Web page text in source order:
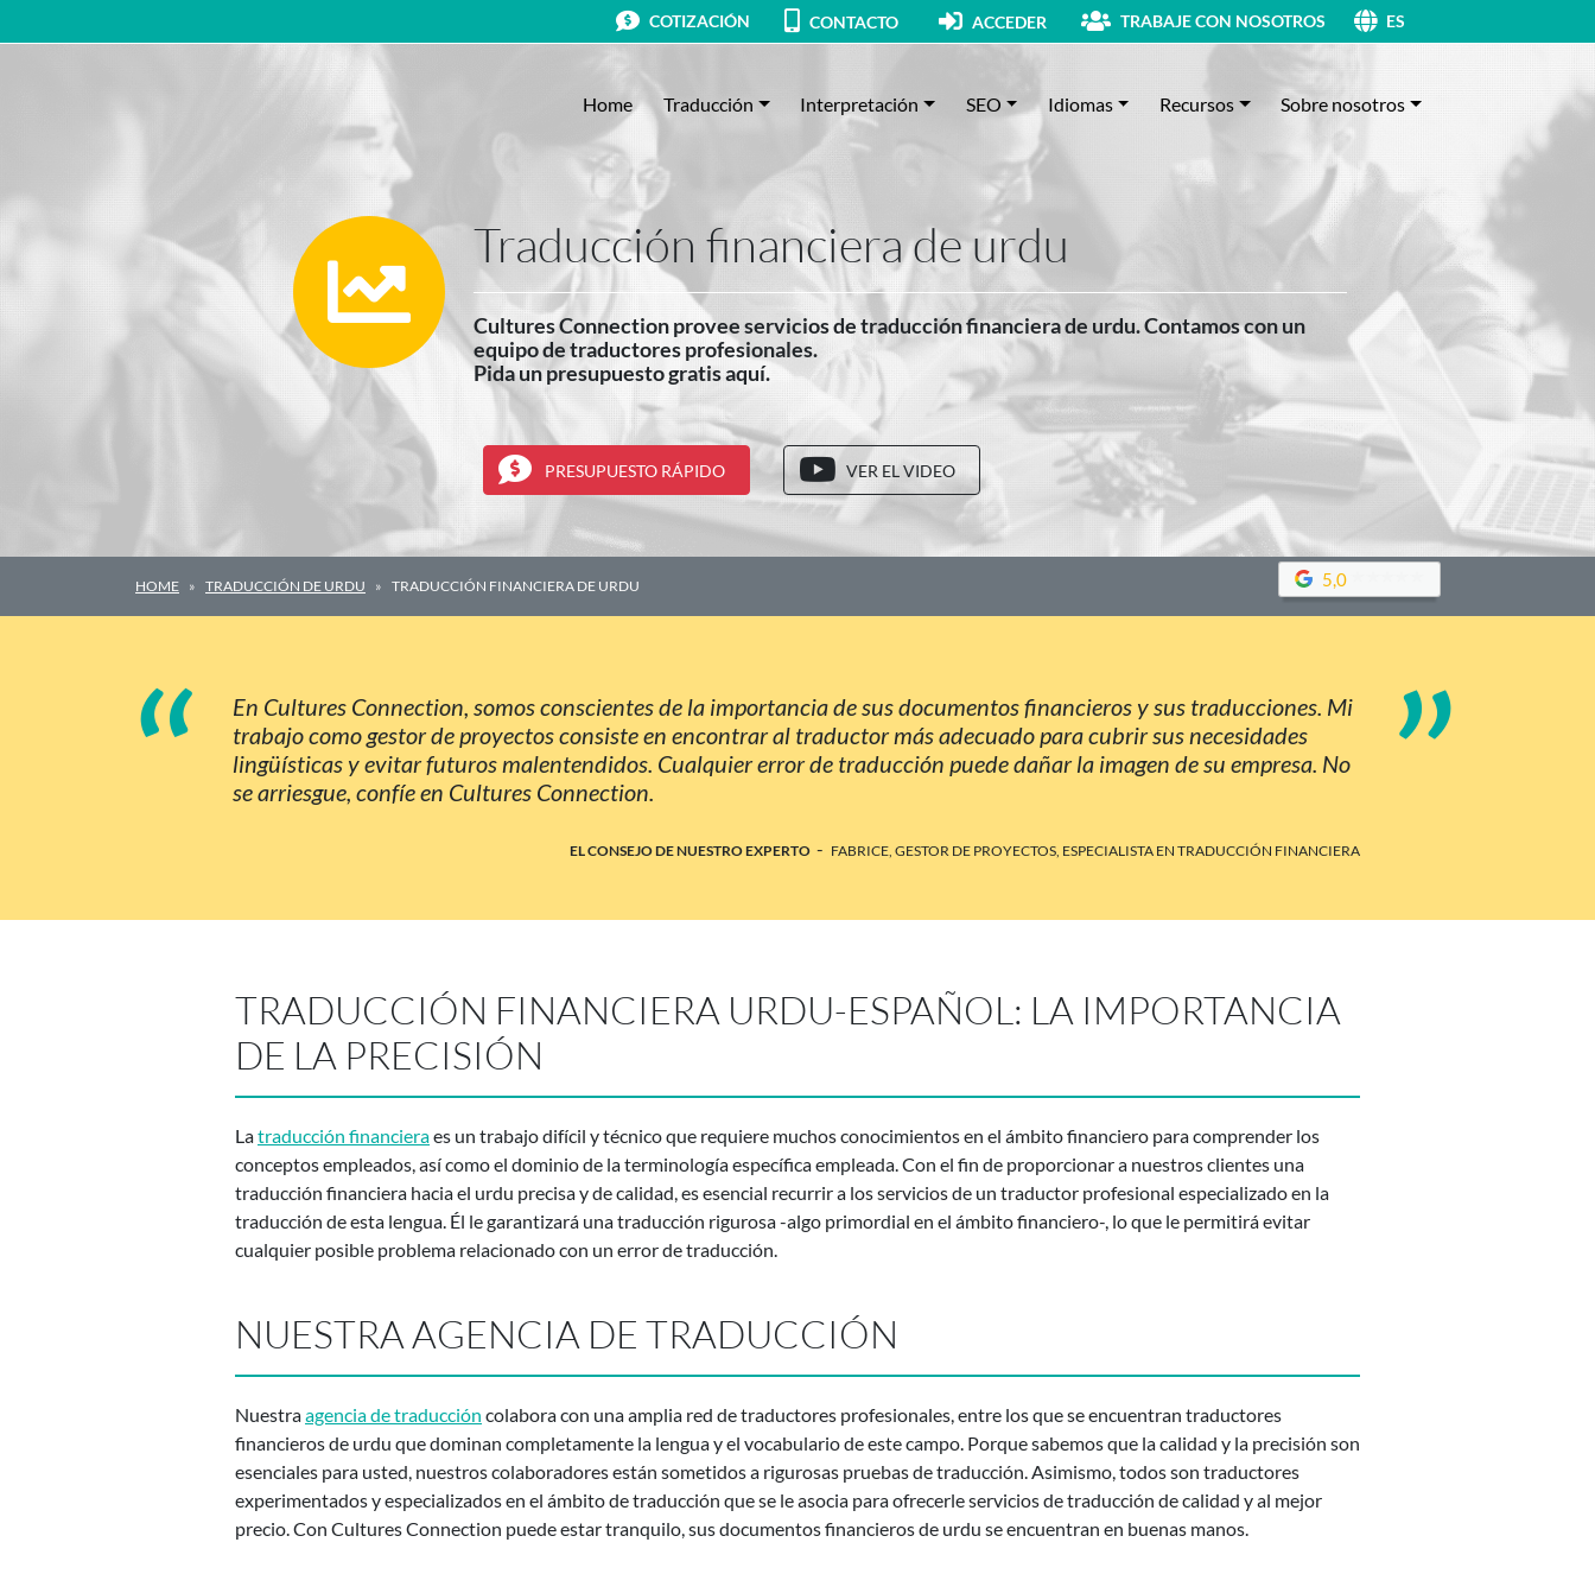
COTIZACIÓN CONTACTO ACCEDER TRABAJE CON NOSOTROS ES
Navegación principal Home Traducción Interpretación SEO Idiomas Recursos Sobre nosotros
Traducción financiera de urdu
Cultures Connection provee servicios de traducción financiera de urdu. Contamos con un
equipo de traductores profesionales.
Pida un presupuesto gratis aquí.
PRESUPUESTO RÁPIDO VER EL VIDEO
HOME TRADUCCIÓN DE URDU TRADUCCIÓN FINANCIERA DE URDU 5,0
“
En Cultures Connection, somos conscientes de la importancia de sus documentos financieros y sus traducciones. Mi
trabajo como gestor de proyectos consiste en encontrar al traductor más adecuado para cubrir sus necesidades
lingüísticas y evitar futuros malentendidos. Cualquier error de traducción puede dañar la imagen de su empresa. No
se arriesgue, confíe en Cultures Connection.
”
EL CONSEJO DE NUESTRO EXPERTO - FABRICE, GESTOR DE PROYECTOS, ESPECIALISTA EN TRADUCCIÓN FINANCIERA
TRADUCCIÓN FINANCIERA URDU-ESPAÑOL: LA IMPORTANCIA
DE LA PRECISIÓN
Latraducción financieraes un trabajo difícil y técnico que requiere muchos conocimientos en el ámbito financiero para comprender los
conceptos empleados, así como el dominio de la terminología específica empleada. Con el fin de proporcionar a nuestros clientes una
traducción financiera hacia el urdu precisa y de calidad, es esencial recurrir a los servicios de un traductor profesional especializado en la
traducción de esta lengua. Él le garantizará una traducción rigurosa -algo primordial en el ámbito financiero-, lo que le permitirá evitar
cualquier posible problema relacionado con un error de traducción.
NUESTRA AGENCIA DE TRADUCCIÓN
Nuestraagencia de traducción colabora con una amplia red de traductores profesionales, entre los que se encuentran traductores
financieros de urdu que dominan completamente la lengua y el vocabulario de este campo. Porque sabemos que la calidad y la precisión son
esenciales para usted, nuestros colaboradores están sometidos a rigurosas pruebas de traducción. Asimismo, todos son traductores
experimentados y especializados en el ámbito de traducción que se le asocia para ofrecerle servicios de traducción de calidad y al mejor
precio. Con Cultures Connection puede estar tranquilo, sus documentos financieros de urdu se encuentran en buenas manos.